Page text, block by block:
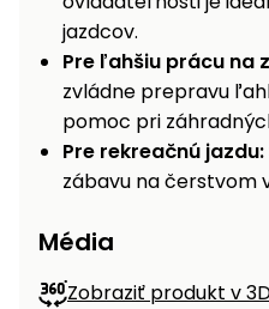
jazdcov.
Pre ľahšiu prácu na
zvládne prepravu
pomoc pri
Pre rekreačnú jazdu:
zábavu na čerstvom
Média
Zobraziť produkt v